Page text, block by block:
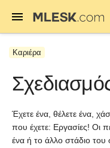
Καριέρα
Έχετε ένα, θέλετε ένα,
που έχετε: Εργασίες! Οι
ένα ή το άλλο στάδιο